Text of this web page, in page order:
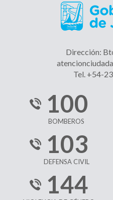
Dirección:
Tel. +54-
100
BOMBEROS
103
DEFENSA CIVIL
144